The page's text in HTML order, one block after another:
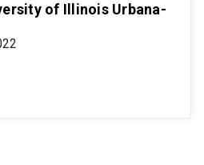
of Illinois Urbana-